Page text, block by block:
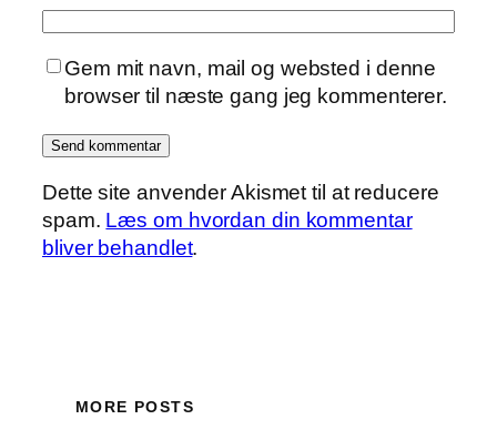
Gem mit navn, mail og websted i denne
browser til næste gang jeg kommenterer.
Dette site anvender Akismet til at reducere
spam. Læs om hvordan din kommentar
bliver behandlet.
MORE POSTS